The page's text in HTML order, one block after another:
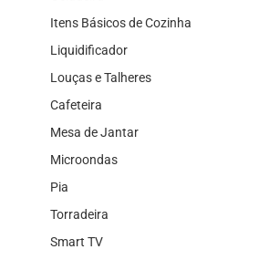
Itens Básicos de Cozinha
Liquidificador
Louças e Talheres
Cafeteira
Mesa de Jantar
Microondas
Pia
Torradeira
Smart TV